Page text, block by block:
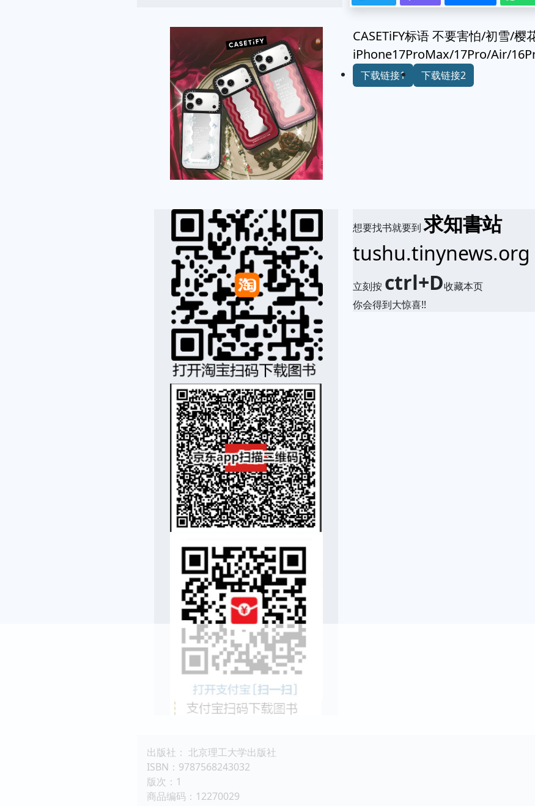
CASETiFY标语 不要害怕/初雪/
iPhone17ProMax/17Pro/Air/
下载链接1 下载链接2
想要找书就要到求知書站
tushu.tinynews.org
立刻按 ctrl+D收藏本页
你会得到大惊喜!!
出版社： 北京理工大学出版社
ISBN：9787568243032
版次：1
商品编码：12270029